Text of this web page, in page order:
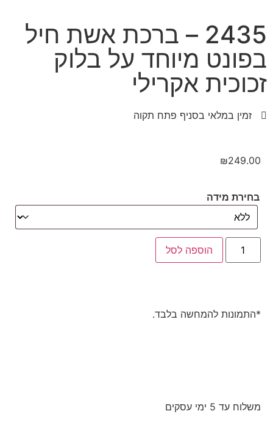
2435 – ברכת אשת חיל
בפונט מיוחד על בלוק
זכוכית אקרילי
זמין במלאי בסניף פתח תקוה
₪249.00
בחירת מידה
הוספה לסל
*התמונות להמחשה בלבד.
משלוח עד 5 ימי עסקים